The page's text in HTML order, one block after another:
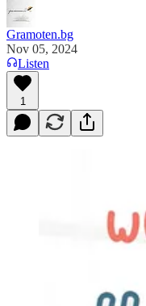
Gramoten.bg
Nov 05, 2024
Listen
1